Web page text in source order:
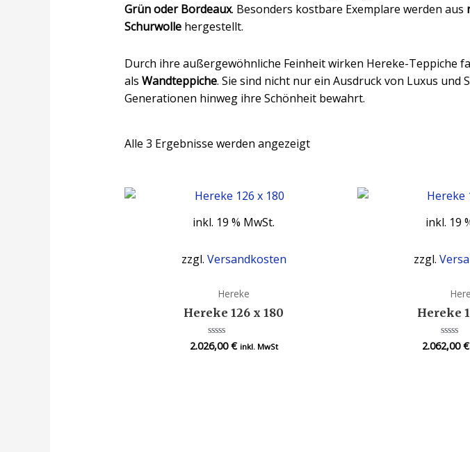
Grün oder Bordeaux. Besonders kostbare Exemplare werden aus
Schurwollehergestellt.
Durch ihre außergewöhnliche Feinheit wirken Hereke-Teppiche
als Wandteppiche. Sie sind nicht nur ein Ausdruck von Luxus und
Generationen hinweg ihre Schönheit bewahrt.
Alle 3 Ergebnisse werden angezeigt
inkl. 19 % MwSt.
zzgl. Versandkosten
Hereke
Hereke 126 x 180
Bewertet
mit
2.026,00€ inkl. MwSt
inkl. 19
zzgl.
Hereke
mit
2.062,00€